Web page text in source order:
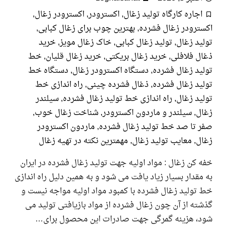
کارگاه تولید زغال,اکسترودر,اکسترودر زغال,
زغال فشرده,بهترین چوب برای زغال کبابی,
زغال,تولید زغال کبابی,خاک زغال مویز,خرید
فلافلی ,خرید زغال بریکتی,خرید زغال قلیان, خط
زغال فشرده,دستگاه اکسترودر زغال,دستگاه خط
زغال فشرده,ذغال فشرده چینی,راه اندازی خط
زغال,راه اندازی خط تولید زغال فشرده,سیلندر
سیلندر و ماردون اکسترودر,شناخت زغال خوب,
تا صد خط تولید زغال فشرده,ماردون اکسترودر
معایب تولید زغال,مهمترین نکته در تهیه زغال
زغال : مواد اولیه جهت تولید زغال فشرده در ایران
بسیار زیاد یافت می شود و به همین دلیل راه اندازی
زغال فشرده با کمبود مواد اولیه مواجه نیست و
از آن چون زغال فشرده از مواد بازیافتی تولید می
هزینه گمرگی جهت صادرات این محصول برای…